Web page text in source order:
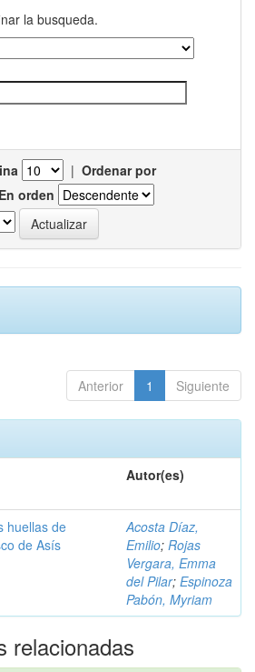
la busqueda.
| Ordenar por
En orden
Anterior 1 Siguiente
Autor(es)
huellas de
de Asís
Acosta Díaz,
Emilio; Rojas
Vergara, Emma
del Pilar; Espinoza
Pabón, Myriam
relacionadas